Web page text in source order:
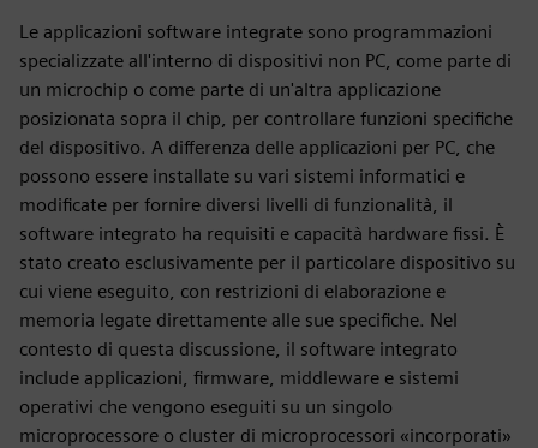
Le applicazioni software integrate sono programmazioni
specializzate all'interno di dispositivi non PC, come parte di
un microchip o come parte di un'altra applicazione
posizionata sopra il chip, per controllare funzioni specifiche
del dispositivo. A differenza delle applicazioni per PC, che
possono essere installate su vari sistemi informatici e
modificate per fornire diversi livelli di funzionalità, il
software integrato ha requisiti e capacità hardware fissi. È
stato creato esclusivamente per il particolare dispositivo su
cui viene eseguito, con restrizioni di elaborazione e
memoria legate direttamente alle sue specifiche. Nel
contesto di questa discussione, il software integrato
include applicazioni, firmware, middleware e sistemi
operativi che vengono eseguiti su un singolo
microprocessore o cluster di microprocessori «incorporati»